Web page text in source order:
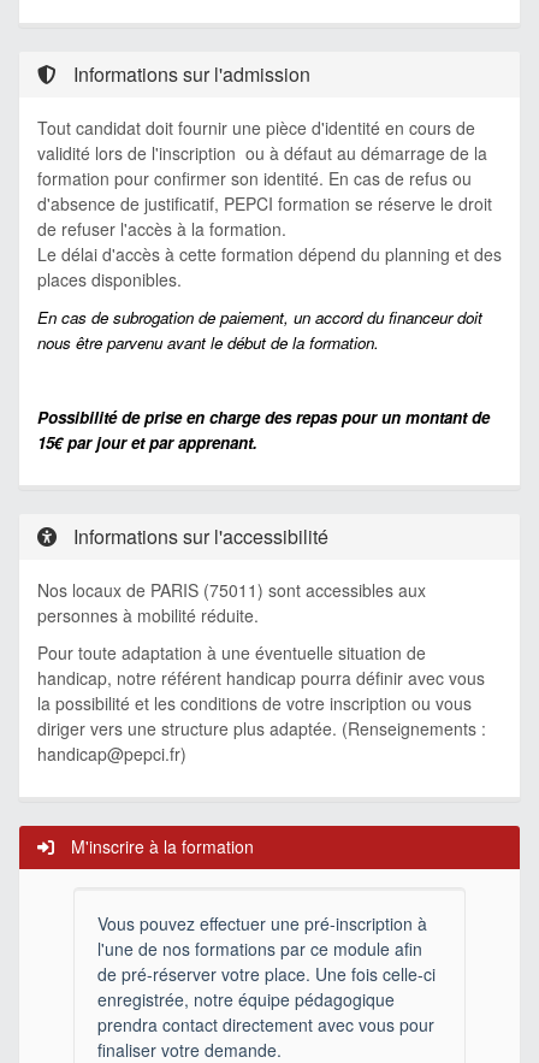
Informations sur l'admission
Tout candidat doit fournir une pièce d'identité en cours de
validité lors de l'inscription ou à défaut au démarrage de la
formation pour confirmer son identité. En cas de refus ou
d'absence de justificatif, PEPCI formation se réserve le droit
de refuser l'accès à la formation.
Le délai d'accès à cette formation dépend du planning et des
places disponibles.
En cas de subrogation de paiement, un accord du financeur doit
nous être parvenu avant le début de la formation.
Possibilité de prise en charge des repas pour un montant de
15€ par jour et par apprenant.
Informations sur l'accessibilité
Nos locaux de PARIS (75011) sont accessibles aux
personnes à mobilité réduite.
Pour toute adaptation à une éventuelle situation de
handicap, notre référent handicap pourra définir avec vous
la possibilité et les conditions de votre inscription ou vous
diriger vers une structure plus adaptée. (Renseignements :
handicap@pepci.fr)
M'inscrire à la formation
Vous pouvez effectuer une pré-inscription à
l'une de nos formations par ce module afin
de pré-réserver votre place. Une fois celle-ci
enregistrée, notre équipe pédagogique
prendra contact directement avec vous pour
finaliser votre demande.